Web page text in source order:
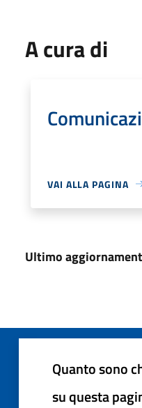
A cura di
VAI ALLA PAGINA
Ultimo
Quanto sono
su questa